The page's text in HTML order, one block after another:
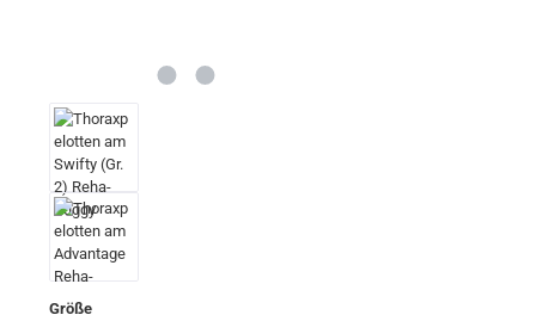
Größeauswählen